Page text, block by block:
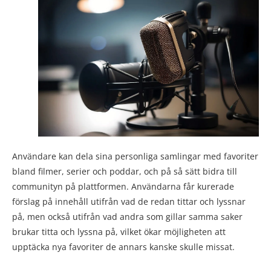
Användare kan dela sina personliga samlingar med favoriter
bland filmer, serier och poddar, och på så sätt bidra till
communityn på plattformen. Användarna får kurerade
förslag på innehåll utifrån vad de redan tittar och lyssnar
på, men också utifrån vad andra som gillar samma saker
brukar titta och lyssna på, vilket ökar möjligheten att
upptäcka nya favoriter de annars kanske skulle missat.